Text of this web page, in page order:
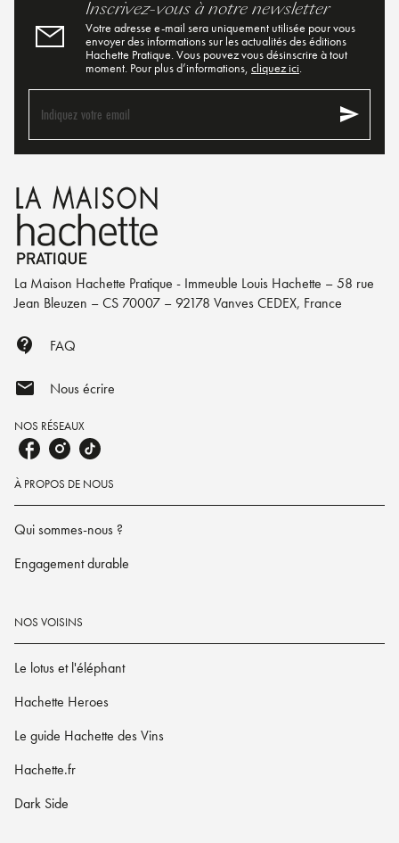
Inscrivez-vous à notre newsletter
Votre adresse e-mail sera uniquement utilisée pour vous
envoyer des informations sur les actualités des éditions
Hachette Pratique. Vous pouvez vous désinscrire à tout
moment. Pour plus d’informations, cliquez ici.
Indiquez votre email send
La Maison Hachette Pratique - Immeuble Louis Hachette – 58 rue
Jean Bleuzen – CS 70007 – 92178 Vanves CEDEX, France
contact_support FAQ
mail Nous écrire
NOS RÉSEAUX
À PROPOS DE NOUS
Qui sommes-nous ?
Engagement durable
NOS VOISINS
Le lotus et l'éléphant
Hachette Heroes
Le guide Hachette des Vins
Hachette.fr
Dark Side